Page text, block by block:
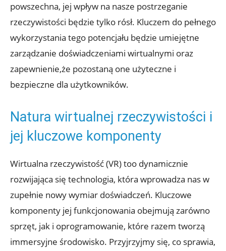
powszechna, jej wpływ na nasze postrzeganie
rzeczywistości ​będzie tylko rósł. Kluczem‌ do pełnego
wykorzystania⁤ tego potencjału będzie umiejętne
zarządzanie doświadczeniami wirtualnymi oraz
zapewnienie,że pozostaną one ⁣użyteczne i
⁤bezpieczne dla użytkowników.
Natura wirtualnej rzeczywistości‍ i
jej kluczowe komponenty
Wirtualna ⁤rzeczywistość (VR) too dynamicznie
rozwijająca się technologia, która⁤ wprowadza nas w
zupełnie nowy ⁣wymiar⁤ doświadczeń. ⁤Kluczowe
komponenty jej funkcjonowania obejmują zarówno ​
sprzęt,‌ jak i ‍oprogramowanie, ⁣które razem tworzą
immersyjne środowisko. Przyjrzyjmy się,⁤ co sprawia,